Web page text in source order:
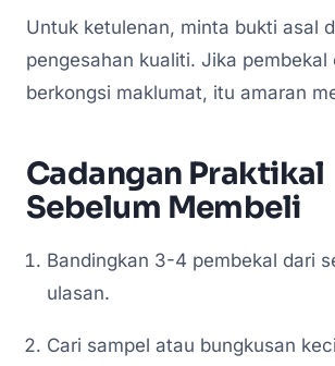
Untuk ketulenan, minta bukti asal
pengesahan kualiti. Jika pembekal
berkongsi maklumat, itu amaran
Cadangan Praktikal
Sebelum Membeli
Bandingkan 3-4 pembekal dari
ulasan.
Cari sampel atau bungkusan